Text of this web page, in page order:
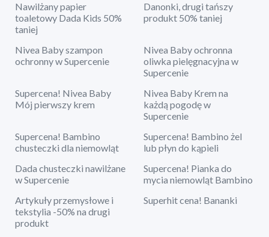
Nawilżany papier
toaletowy Dada Kids 50%
taniej
Danonki, drugi tańszy
produkt 50% taniej
Nivea Baby szampon
ochronny w Supercenie
Nivea Baby ochronna
oliwka pielęgnacyjna w
Supercenie
Supercena! Nivea Baby
Mój pierwszy krem
Nivea Baby Krem na
każdą pogodę w
Supercenie
Supercena! Bambino
chusteczki dla niemowląt
Supercena! Bambino żel
lub płyn do kąpieli
Dada chusteczki nawilżane
w Supercenie
Supercena! Pianka do
mycia niemowląt Bambino
Artykuły przemysłowe i
tekstylia -50% na drugi
produkt
Superhit cena! Bananki